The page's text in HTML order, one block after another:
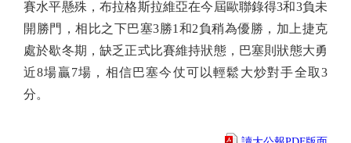
賽水平懸殊，布拉格斯拉維亞在今屆歐聯錄得3和3負未
開勝門，相比之下巴塞3勝1和2負稍為優勝，加上捷克
處於歇冬期，缺乏正式比賽維持狀態，巴塞則狀態大勇
近8場贏7場，相信巴塞今仗可以輕鬆大炒對手全取3
分。